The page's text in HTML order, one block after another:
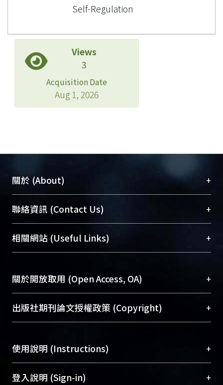
Self-Regulation
Views
3
Acquisition Date
Aug 1, 2026
關於 (About) +
臺大位居世界頂尖大學之列，為永久珍藏及向國際
展現本校豐碩的研究成果及學術能量，圖書館整合
機構典藏（NTUR）與學術庫（AH）不同功能平
台，成為臺大學術典藏NTU scholars。期能整合研
成果。
To permanently archive and promote researcher
profiles and scholarly works, Library integrates the
services of “NTU Repository” with “Academic
聯絡資訊 (Contact Us) +
總館學科館員(Main Library)
醫學圖書館學科館員(Medical Library)
Sciences Library)
相關網站 (Useful Links) +
關於開放取用 (Open Access, OA) +
開放取用是從使用者角度提升資訊取用性的社會運
動，應用在學術研究上是透過將研究著作公開供使
用逐年攀升。同時可加速研究發展、提升研究影響
Archive）平台。 （點選深入了解OA）
出版社期刊論文授權政策 (Copyright) +
含部分內容的版權非匯入者所有，或由第三方贊
助與合作完成，請確認該版權所有者及第三方同
意提供此授權。
使用說明 (Instructions) +
網站簡介(Quickstart Guide)
登入說明 (Sign-in) +